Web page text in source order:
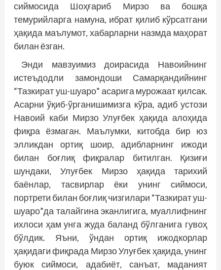
сиймосида Шоҳғариб Мирзо ва бошқа
темурийларга намуна, ибрат қилиб кўрсатгани
ҳақида маълумот, хабарларни назмда маҳорат
билан ёзган.
Энди мавзуимиз доирасида Навоийнинг
истеъдодли замондоши Самарқандийнинг
“Тазкират уш-шуаро” асарига мурожаат қилсак.
Асарни ўқиб-ўрганишимизга кўра, адиб устози
Навоий каби Мирзо Улуғбек ҳақида алоҳида
фиқра ёзмаган. Маълумки, китобда бир юз
элликдан ортиқ шоир, адибларнинг ижоди
билан боғлиқ фиқралар битилган. Қизиғи
шундаки, Улуғбек Мирзо ҳақида тарихий
баёнлар, тасвирлар ёки унинг сиймоси,
портрети билан боғлиқ чизгилари “Тазкират уш-
шуаро”да талайгина эканлигига, муаллифнинг
ихлоси ҳам унга жуда баланд бўлганига гувоҳ
бўлдик. Яъни, ўндан ортиқ ижодкорлар
ҳақидаги фиқрада Мирзо Улуғбек ҳақида, унинг
буюк сиймоси, адабиёт, санъат, маданият